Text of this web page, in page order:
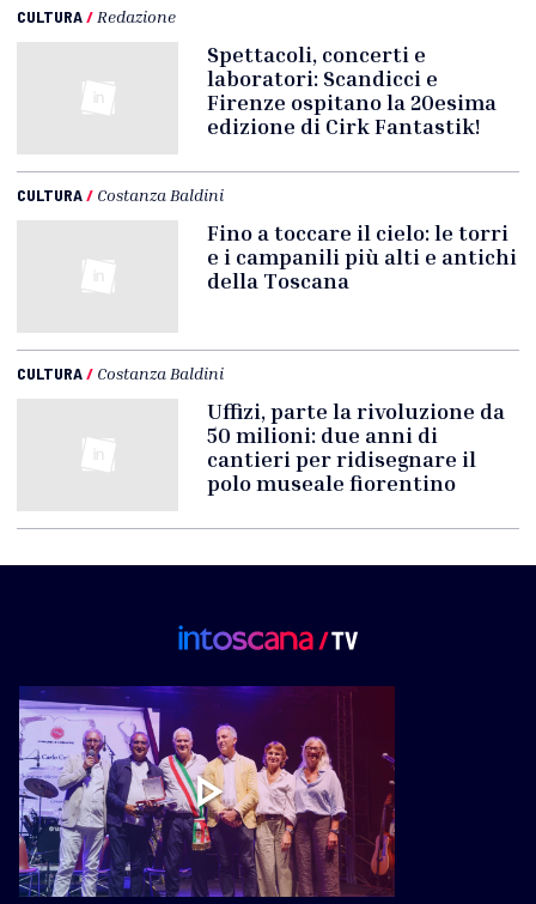
CULTURA/ Redazione
Spettacoli, concerti e
laboratori: Scandicci e
Firenze ospitano la 20esima
edizione di Cirk Fantastik!
CULTURA/ Costanza Baldini
Fino a toccare il cielo: le torri
e i campanili più alti e antichi
della Toscana
CULTURA/ Costanza Baldini
Uffizi, parte la rivoluzione da
50 milioni: due anni di
cantieri per ridisegnare il
polo museale fiorentino